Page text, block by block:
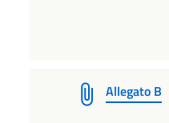
Allegato B